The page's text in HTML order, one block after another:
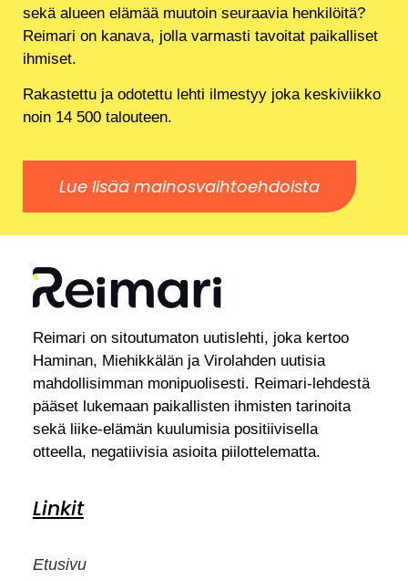
sekä alueen elämää muutoin seuraavia henkilöitä?
Reimari on kanava, jolla varmasti tavoitat paikalliset
ihmiset.
Rakastettu ja odotettu lehti ilmestyy joka keskiviikko
noin 14 500 talouteen.
Lue lisää mainosvaihtoehdoista
Reimari on sitoutumaton uutislehti, joka kertoo
Haminan, Miehikkälän ja Virolahden uutisia
mahdollisimman monipuolisesti. Reimari-lehdestä
pääset lukemaan paikallisten ihmisten tarinoita
sekä liike-elämän kuulumisia positiivisella
otteella, negatiivisia asioita piilottelematta.
Linkit
Etusivu